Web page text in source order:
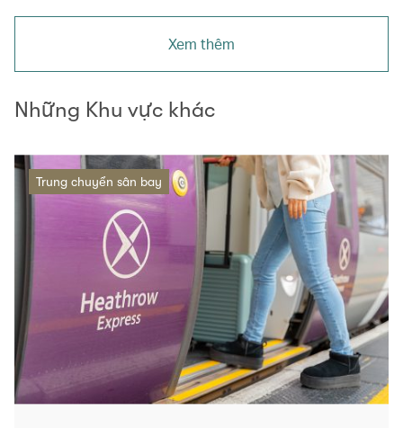
Xem thêm
Những Khu vực khác
Trung chuyển sân bay